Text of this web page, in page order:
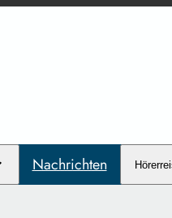
Nachrichten